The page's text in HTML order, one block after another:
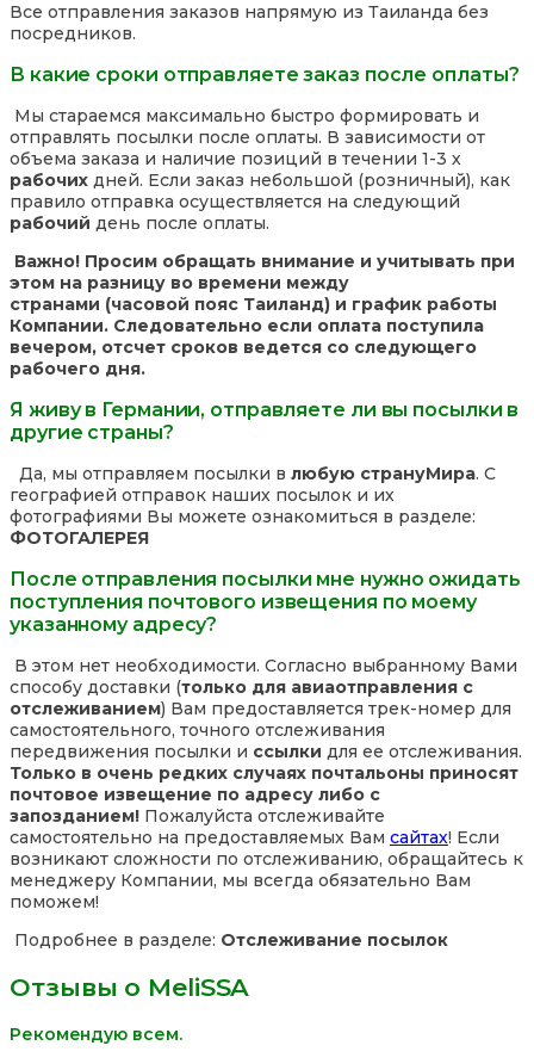
Все отправления заказов напрямую из Таиланда без
посредников.
В какие сроки отправляете заказ после оплаты?
Мы стараемся максимально быстро формировать и
отправлять посылки после оплаты. В зависимости от
объема заказа и наличие позиций в течении 1-3 х
рабочих дней. Если заказ небольшой (розничный), как
правило отправка осуществляется на следующий
рабочий день после оплаты.
Важно! Просим обращать внимание и учитывать при
этом на разницу во времени между
странами (часовой пояс Таиланд) и график работы
Компании. Следовательно если оплата поступила
вечером, отсчет сроков ведется со следующего
рабочего дня.
Я живу в Германии, отправляете ли вы посылки в
другие страны?
Да, мы отправляем посылки в любую странуМира. С
географией отправок наших посылок и их
фотографиями Вы можете ознакомиться в разделе:
ФОТОГАЛЕРЕЯ
После отправления посылки мне нужно ожидать
поступления почтового извещения по моему
указанному адресу?
В этом нет необходимости. Согласно выбранному Вами
способу доставки (только для авиаотправления с
отслеживанием) Вам предоставляется трек-номер для
самостоятельного, точного отслеживания
передвижения посылки и ссылки для ее отслеживания.
Только в очень редких случаях почтальоны приносят
почтовое извещение по адресу либо с
запозданием! Пожалуйста отслеживайте
самостоятельно на предоставляемых Вам сайтах! Если
возникают сложности по отслеживанию, обращайтесь к
менеджеру Компании, мы всегда обязательно Вам
поможем!
Подробнее в разделе: Отслеживание посылок
Отзывы о MeliSSA
Рекомендую всем.